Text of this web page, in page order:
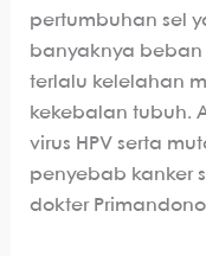
pertumbuhan sel
banyaknya beban
terlalu kelelahan
kekebalan tubuh.
virus HPV serta
penyebab kanker
dokter